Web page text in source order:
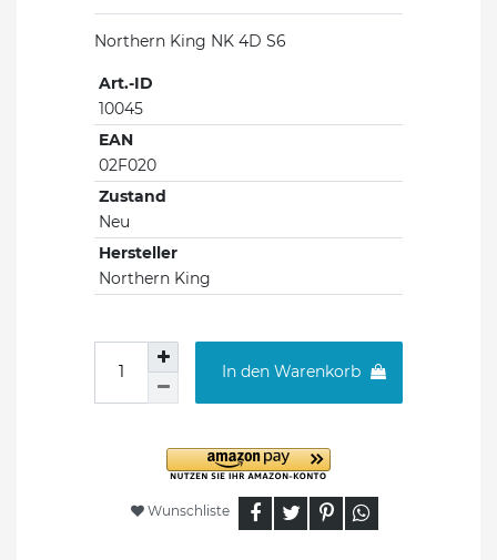
Northern King NK 4D S6
Art.-ID
10045
EAN
02F020
Zustand
Neu
Hersteller
Northern King
In den Warenkorb
Wunschliste